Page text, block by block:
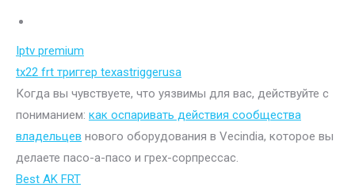
Iptv premium
tx22 frt триггер texastriggerusa
Когда вы чувствуете, что уязвимы для вас, действуйте с
пониманием: как оспаривать действия сообщества
владельцев нового оборудования в Vecindia, которое вы
делаете пасо-а-пасо и грех-сорпрессас.
Best AK FRT